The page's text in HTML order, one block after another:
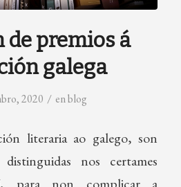
de premios á
galega
2020 / enblog
literaria ao galego, son
nos certames